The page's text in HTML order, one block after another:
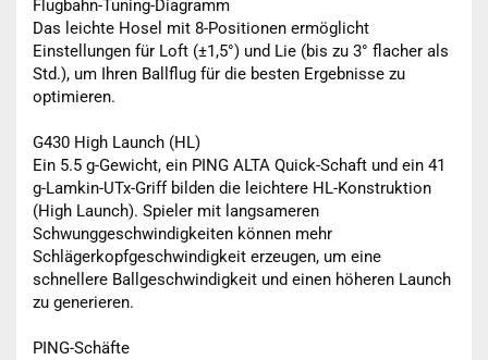
Flugbahn-Tuning-Diagramm
Das leichte Hosel mit 8-Positionen ermöglicht
Einstellungen für Loft (±1,5°) und Lie (bis zu 3° flacher als
Std.), um Ihren Ballflug für die besten Ergebnisse zu
optimieren.
G430 High Launch (HL)
Ein 5.5 g-Gewicht, ein PING ALTA Quick-Schaft und ein 41
g-Lamkin-UTx-Griff bilden die leichtere HL-Konstruktion
(High Launch). Spieler mit langsameren
Schwunggeschwindigkeiten können mehr
Schlägerkopfgeschwindigkeit erzeugen, um eine
schnellere Ballgeschwindigkeit und einen höheren Launch
zu generieren.
PING-Schäfte